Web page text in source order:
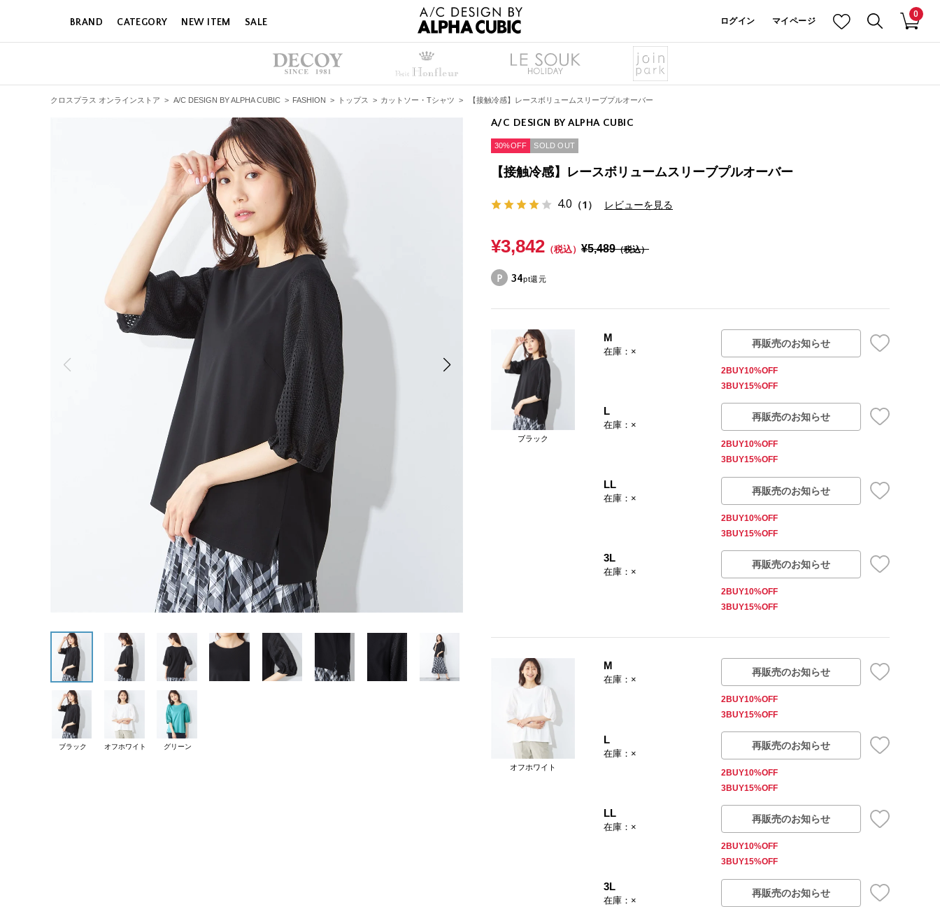
BRAND CATEGORY NEW ITEM SALE ログイン マイページ
0
クロスプラス オンラインストア > A/C DESIGN BY ALPHA CUBIC > FASHION > トップス > カットソー・Tシャツ > 【接触冷感】レースボリュームスリーブプルオーバー
ブラック オフホワイト グリーン
A/C DESIGN BY ALPHA CUBIC
30%OFF SOLD OUT
【接触冷感】レースボリュームスリーブプルオーバー
4.0 （1） レビューを見る
¥3,842 （税込） ¥5,489（税込）
34pt還元
ブラック
M
在庫：×
再販売のお知らせ
2BUY10%OFF
3BUY15%OFF
L
在庫：×
再販売のお知らせ
2BUY10%OFF
3BUY15%OFF
LL
在庫：×
再販売のお知らせ
2BUY10%OFF
3BUY15%OFF
3L
在庫：×
再販売のお知らせ
2BUY10%OFF
3BUY15%OFF
オフホワイト
M
在庫：×
再販売のお知らせ
2BUY10%OFF
3BUY15%OFF
L
在庫：×
再販売のお知らせ
2BUY10%OFF
3BUY15%OFF
LL
在庫：×
再販売のお知らせ
2BUY10%OFF
3BUY15%OFF
3L
在庫：×
再販売のお知らせ